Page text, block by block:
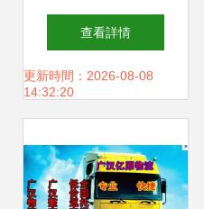
Reminders與諾亞
保險經紀的提示 航
防控
查看詳情
更新時間：2026-08-08
14:32:20